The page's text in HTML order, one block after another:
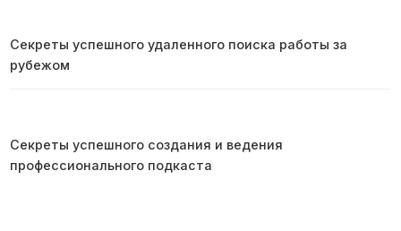
Секреты успешного удаленного поиска работы за
рубежом
Секреты успешного создания и ведения
профессионального подкаста